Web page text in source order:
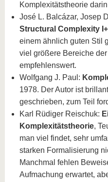
Komplexitätstheorie
José L. Balcázar, Josep
Structural Complexity I+II
einem ähnlich guten Stil
viel größere Bereiche
empfehlenswert.
Wolfgang J. Paul:
1978. Der Autor ist
geschrieben, zum Teil
Karl Rüdiger Reischuk:
Komplexitätstheorie,
man viel findet, sehr
starken Formalisierung
Manchmal fehlen
Aufmachung erwartet,